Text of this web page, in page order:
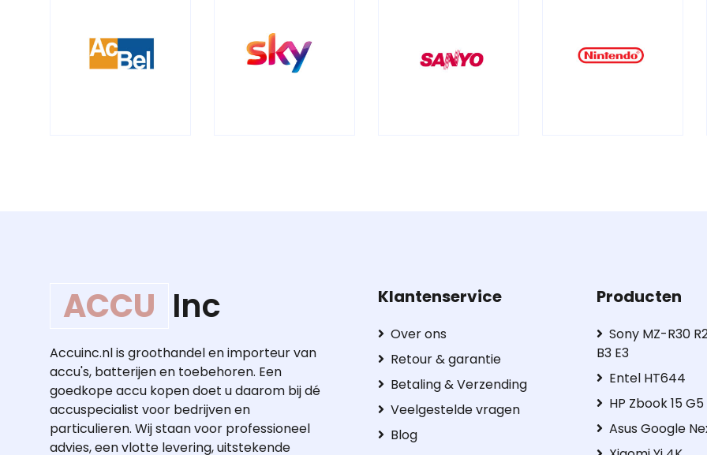
ACCU Inc
Accuinc.nl is groothandel en importeur van
accu's, batterijen en toebehoren. Een
goedkope accu kopen doet u daarom bij dé
accuspecialist voor bedrijven en
particulieren. Wij staan voor professioneel
advies, een vlotte levering, uitstekende
Klantenservice
Over ons
Retour & garantie
Betaling & Verzending
Veelgestelde vragen
Blog
Producten
Sony MZ-R30
B3 E3
Entel HT644
HP Zbook 15
Asus Google